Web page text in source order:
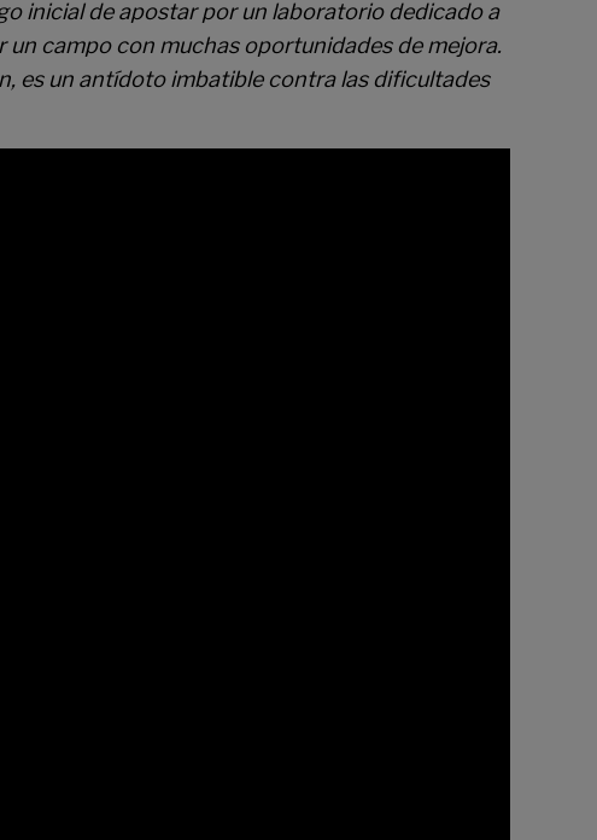
inicial de apostar por un laboratorio dedicado a
campo con muchas oportunidades de mejora.
es un antídoto imbatible contra las dificultades